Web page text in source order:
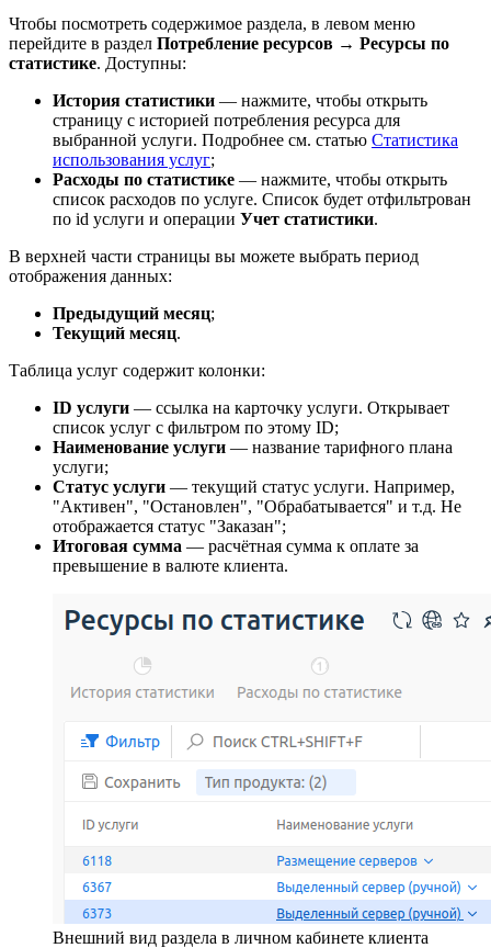
Чтобы посмотреть содержимое раздела, в левом меню
перейдите в раздел Потребление ресурсов → Ресурсы по
статистике. Доступны:
История статистики — нажмите, чтобы открыть
страницу с историей потребления ресурса для
выбранной услуги. Подробнее см. статью Статистика
использования услуг;
Расходы по статистике — нажмите, чтобы открыть
список расходов по услуге. Список будет отфильтрован
по id услуги и операции Учет статистики.
В верхней части страницы вы можете выбрать период
отображения данных:
Предыдущий месяц;
Текущий месяц.
Таблица услуг содержит колонки:
ID услуги — ссылка на карточку услуги. Открывает
список услуг с фильтром по этому ID;
Наименование услуги — название тарифного плана
услуги;
Статус услуги — текущий статус услуги. Например,
"Активен", "Остановлен", "Обрабатывается" и т.д. Не
отображается статус "Заказан";
Итоговая сумма — расчётная сумма к оплате за
превышение в валюте клиента.
Внешний вид раздела в личном кабинете клиента